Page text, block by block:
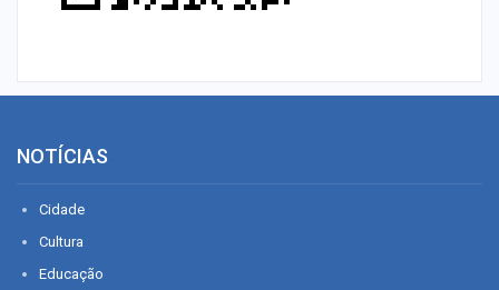
NOTÍCIAS
Cidade
Cultura
Educação